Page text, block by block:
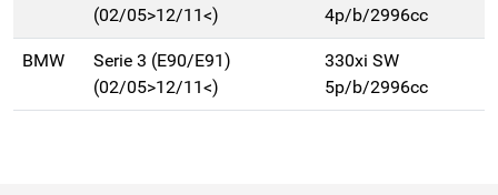
(02/05>12/11<)
4p/b/2996cc
BMW
Serie 3 (E90/E91)
(02/05>12/11<)
330xi SW
5p/b/2996cc